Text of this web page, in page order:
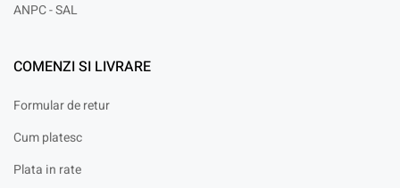
ANPC - SAL
COMENZI SI LIVRARE
Formular de retur
Cum platesc
Plata in rate